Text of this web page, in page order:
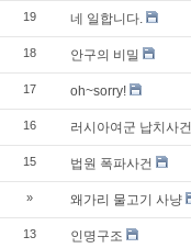
19 네 일합니다.
18 안구의 비밀
17 oh~sorry!
16 러시아여군 납치사건
15 법원 폭파사건
» 왜가리 물고기 사냥
13 인명구조